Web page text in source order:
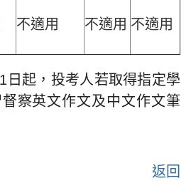
不適用 不適用 不適用
日起，投考人若取得指定學
察英文作文及中文作文筆
返回